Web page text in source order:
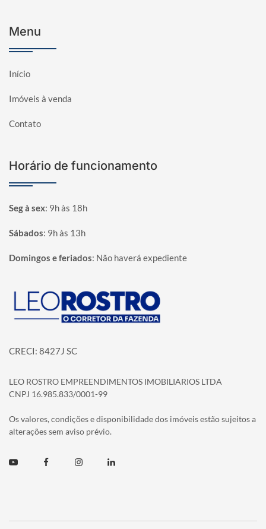
Menu
Início
Imóveis à venda
Contato
Horário de funcionamento
Seg à sex: 9h às 18h
Sábados: 9h às 13h
Domingos e feriados: Não haverá expediente
Página inicial
CRECI: 8427J SC
LEO ROSTRO EMPREENDIMENTOS IMOBILIARIOS LTDA
CNPJ 16.985.833/0001-99
Os valores, condições e disponibilidade dos imóveis estão sujeitos a
alterações sem aviso prévio.
Youtube FacebookInstagramLinkedin